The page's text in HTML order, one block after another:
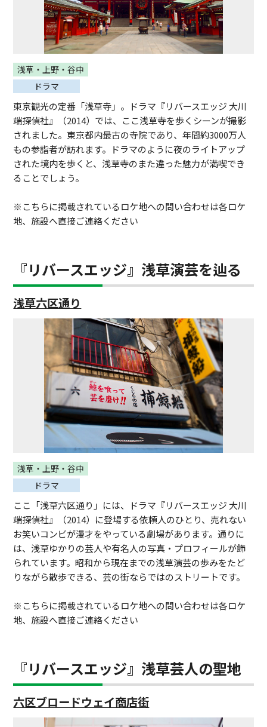
浅草・上野・谷中
ドラマ
東京観光の定番「浅草寺」。ドラマ『リバースエッジ 大川
端探偵社』（2014）では、ここ浅草寺を歩くシーンが撮影
されました。東京都内最古の寺院であり、年間約3000万人
もの参詣者が訪れます。ドラマのように夜のライトアップ
された境内を歩くと、浅草寺のまた違った魅力が満喫でき
ることでしょう。
※こちらに掲載されているロケ地への問い合わせは各ロケ
地、施設へ直接ご連絡ください
『リバースエッジ』浅草演芸を辿る
浅草六区通り
浅草・上野・谷中
ドラマ
ここ「浅草六区通り」には、ドラマ『リバースエッジ 大川
端探偵社』（2014）に登場する依頼人のひとり、売れない
お笑いコンビが漫才をやっている劇場があります。通りに
は、浅草ゆかりの芸人や有名人の写真・プロフィールが飾
られています。昭和から現在までの浅草演芸の歩みをたど
りながら散歩できる、芸の街ならではのストリートです。
※こちらに掲載されているロケ地への問い合わせは各ロケ
地、施設へ直接ご連絡ください
『リバースエッジ』浅草芸人の聖地
六区ブロードウェイ商店街